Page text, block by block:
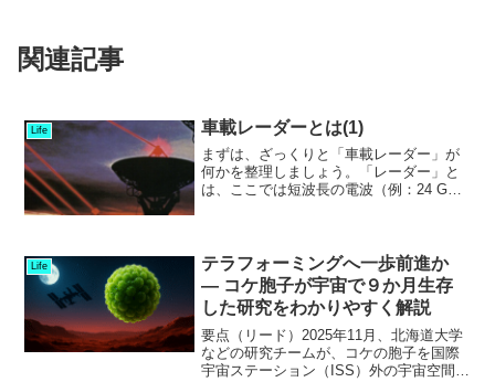
関連記事
Life 車載レーダーとは(1)
まずは、ざっくりと「車載レーダー」が
何かを整理しましょう。「レーダー」と
は、ここでは短波長の電波（例：24 GHz
す。「車載レ...
Life
テラフォーミングへ一歩前進か
— コケ胞子が宇宙で９か月生存
した研究をわかりやすく解説
要点（リード）2025年11月、北海道大学
などの研究チームが、コケの胞子を国際
宇宙ステーション（ISS）外の宇宙空間に